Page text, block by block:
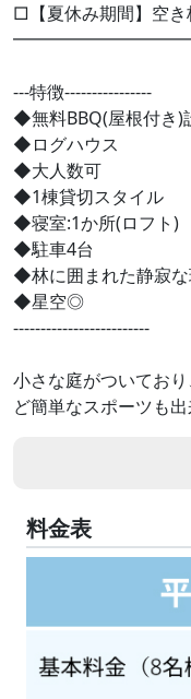
□【夏休み期間】空
---特徴----------------
◆無料BBQ(屋根付き)
◆ログハウス
◆大人数可
◆1棟貸切スタイル
◆寝室:1か所(ロフト)
◆駐車4台
◆林に囲まれた静寂
◆星空◎
-------------------------
小さな庭がついてお
ど簡単なスポーツも出
料金表